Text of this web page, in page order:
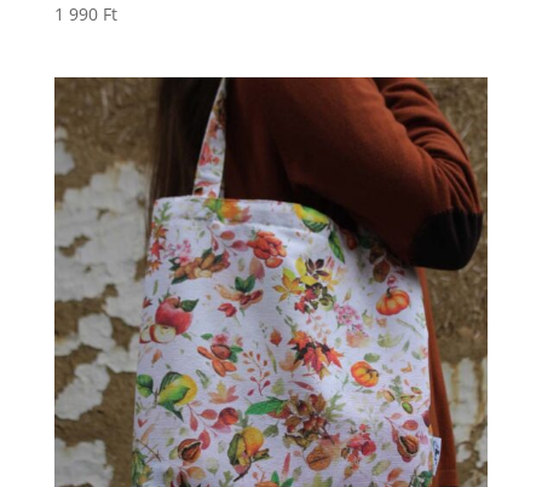
1 990 Ft